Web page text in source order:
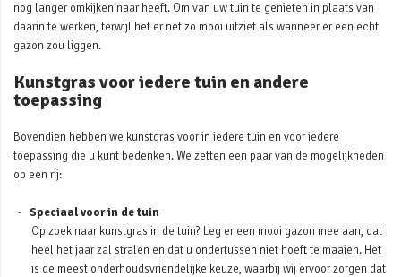
nog langer omkijken naar heeft. Om van uw tuin te genieten in plaats van
daarin te werken, terwijl het er net zo mooi uitziet als wanneer er een echt
gazon zou liggen.
Kunstgras voor iedere tuin en andere
toepassing
Bovendien hebben we kunstgras voor in iedere tuin en voor iedere
toepassing die u kunt bedenken. We zetten een paar van de mogelijkheden
op een rij:
Speciaal voor in de tuin
Op zoek naar kunstgras in de tuin? Leg er een mooi gazon mee aan, dat
heel het jaar zal stralen en dat u ondertussen niet hoeft te maaien. Het
is de meest onderhoudsvriendelijke keuze, waarbij wij ervoor zorgen dat